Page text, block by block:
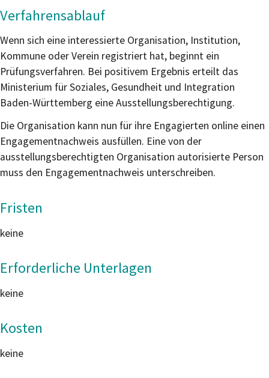
Verfahrensablauf
Wenn sich eine interessierte Organisation, Institution,
Kommune oder Verein registriert hat, beginnt ein
Prüfungsverfahren. Bei positivem Ergebnis erteilt das
Ministerium für Soziales, Gesundheit und Integration
Baden-Württemberg eine Ausstellungsberechtigung.
Die Organisation kann nun für ihre Engagierten online einen
Engagementnachweis ausfüllen. Eine von der
ausstellungsberechtigten Organisation autorisierte Person
muss den Engagementnachweis unterschreiben.
Fristen
keine
Erforderliche Unterlagen
keine
Kosten
keine